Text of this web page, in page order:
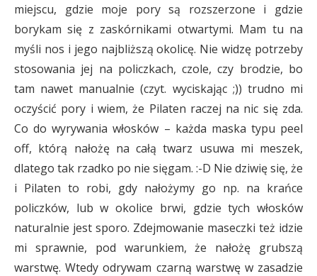
miejscu, gdzie moje pory są rozszerzone i gdzie
borykam się z zaskórnikami otwartymi. Mam tu na
myśli nos i jego najbliższą okolicę. Nie widzę potrzeby
stosowania jej na policzkach, czole, czy brodzie, bo
tam nawet manualnie (czyt. wyciskając ;)) trudno mi
oczyścić pory i wiem, że Pilaten raczej na nic się zda.
Co do wyrywania włosków – każda maska typu peel
off, którą nałożę na całą twarz usuwa mi meszek,
dlatego tak rzadko po nie sięgam. :-D Nie dziwię się, że
i Pilaten to robi, gdy nałożymy go np. na krańce
policzków, lub w okolice brwi, gdzie tych włosków
naturalnie jest sporo. Zdejmowanie maseczki też idzie
mi sprawnie, pod warunkiem, że nałożę grubszą
warstwę. Wtedy odrywam czarną warstwę w zasadzie